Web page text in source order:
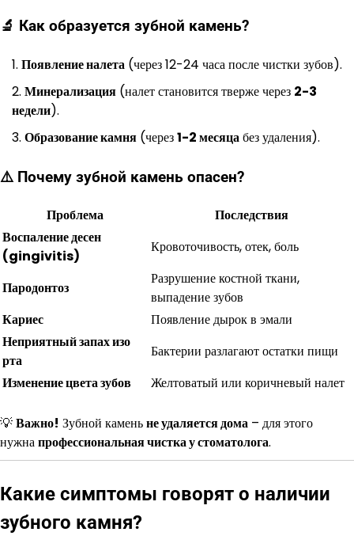
🔬 Как образуется зубной камень?
Появление налета (через 12-24 часа после чистки зубов).
Минерализация (налет становится тверже через 2-3
недели).
Образование камня (через1-2 месяцабез удаления).
⚠️ Почему зубной камень опасен?
Проблема
Последствия
Воспаление десен
(gingivitis)
Кровоточивость, отек, боль
Пародонтоз
Разрушение костной ткани,
выпадение зубов
Кариес
Появление дырок в эмали
Неприятный запах изо
рта
Бактерии разлагают остатки пищи
Изменение цвета зубов
Желтоватый или коричневый налет
💡Важно! Зубной каменьне удаляется дома – для этого
нужнапрофессиональная чистка у стоматолога.
Какие симптомы говорят о наличии
зубного камня?